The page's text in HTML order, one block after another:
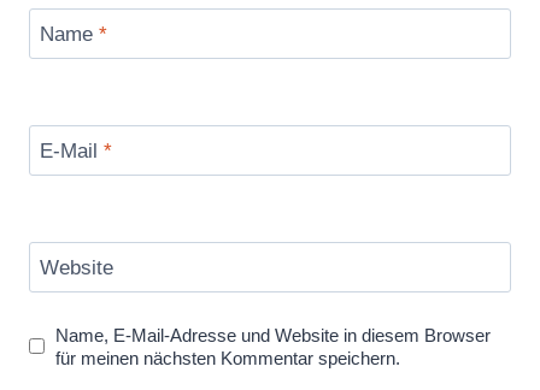
Name *
E-Mail *
Website
Name, E-Mail-Adresse und Website in diesem Browser
für meinen nächsten Kommentar speichern.